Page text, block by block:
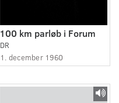
100 km parløb i Forum
DR
1. december 1960